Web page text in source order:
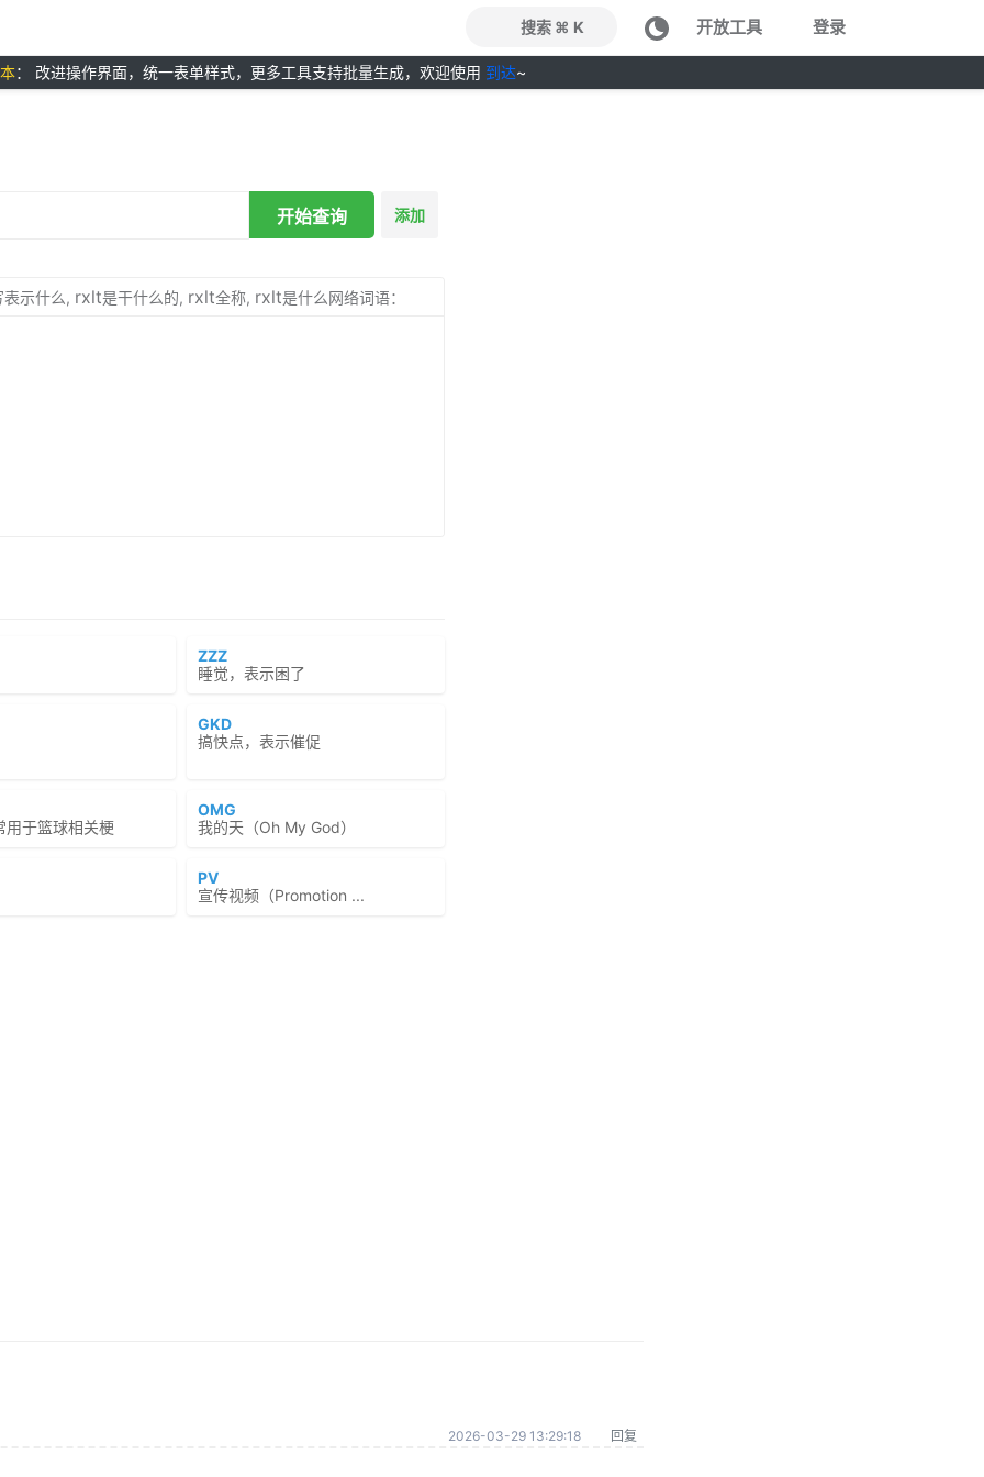
搜索 ⌘ K 开放工具 登录
： 改进操作界面，统一表单样式，更多工具支持批量生成，欢迎使用 到达~
开始查询 添加
表示什么, rxlt是干什么的, rxlt全称, rxlt是什么网络词语：
ZZZ
睡觉，表示困了
GKD
搞快点，表示催促
用于篮球相关梗
OMG
我的天（Oh My God）
PV
宣传视频（Promotion ...
2026-03-29 13:29:18 回复